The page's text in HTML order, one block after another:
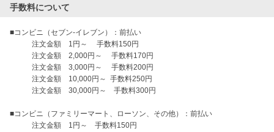
手数料について
■コンビニ（セブン-イレブン）：前払い
注文金額　1円～　 手数料150円
注文金額　2,000円～ 　手数料170円
注文金額　3,000円～　 手数料200円
注文金額　10,000円～  手数料250円
注文金額　30,000円～　手数料300円
■コンビニ（ファミリーマート、ローソン、その他）：前払い
注文金額　1円～　手数料150円